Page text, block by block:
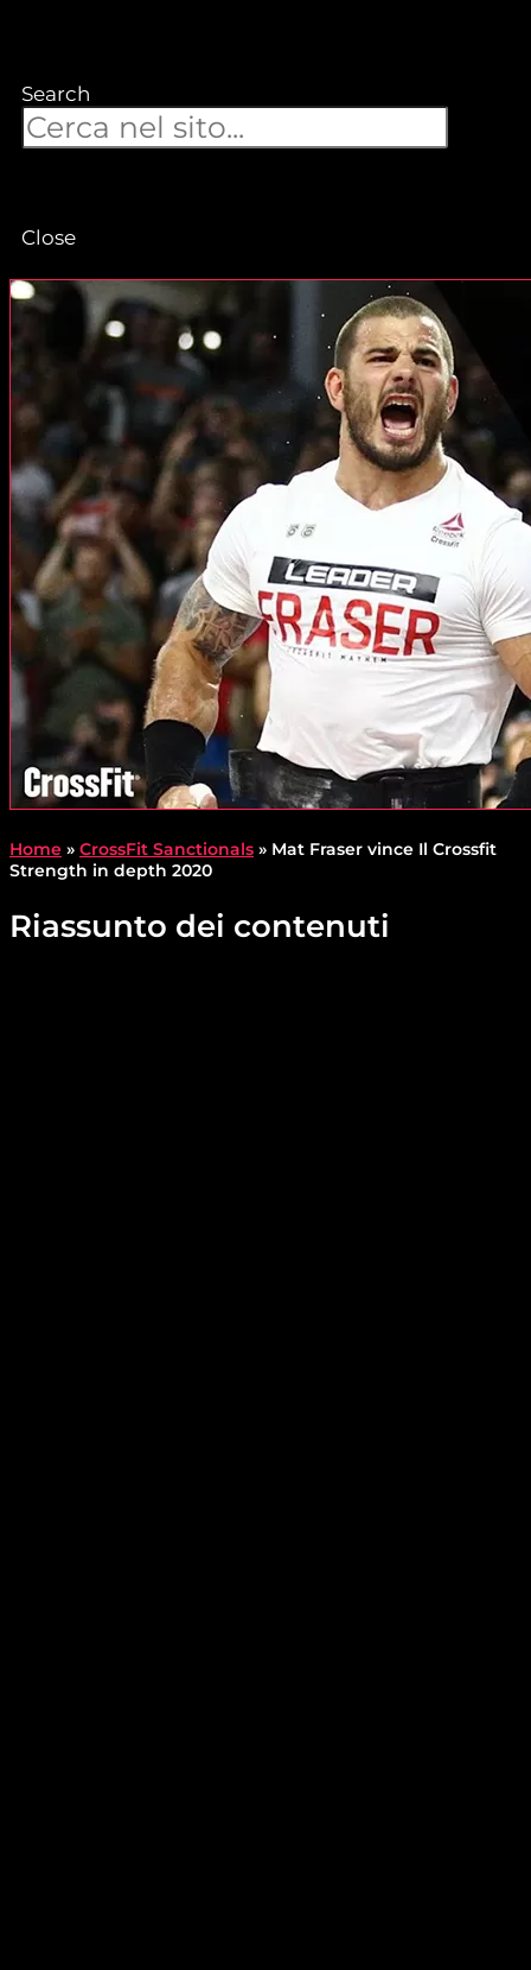
Search
Close
Home » CrossFit Sanctionals » Mat Fraser vince Il Crossfit
Strength in depth 2020
Riassunto dei contenuti